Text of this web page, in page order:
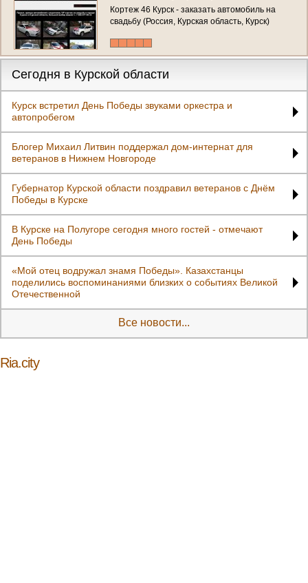
Кортеж 46 Курск - заказать автомобиль на
свадьбу (Россия, Курская область, Курск)
Сегодня в Курской области
Курск встретил День Победы звуками оркестра и
автопробегом
Блогер Михаил Литвин поддержал дом-интернат для
ветеранов в Нижнем Новгороде
Губернатор Курской области поздравил ветеранов с Днём
Победы в Курске
В Курске на Полугоре сегодня много гостей - отмечают
День Победы
«Мой отец водружал знамя Победы». Казахстанцы
поделились воспоминаниями близких о событиях Великой
Отечественной
Все новости...
Ria.city